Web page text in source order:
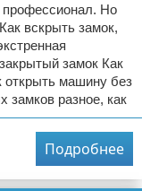
профессионал. Но
вскрыть замок,
замок Как
открыть машину без
замков разное, как
Подробнее